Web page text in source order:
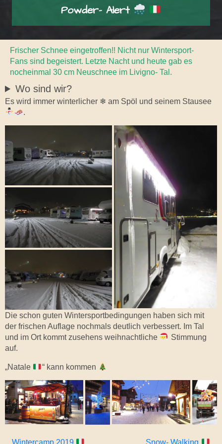
Powder- Alert
Frischer Schnee eingetroffen!! Nicht nur Wintersport-
Fans sind begeistert. Letzte Nacht und heute gab es
nocheinmal 30 cm Neuschnee im Livigno- Tal.
Wo sind wir?
Es wird immer winterlicher ❄ am Spöl und seinem Stausee
.
Die schon guten Wintersportbedingungen haben sich mit
der frischen Auflage nochmals deutlich verbessert. Im Tal
und im Ort kommt zusehens weihnachtliche
Stimmung
auf.
„Natale “ kann kommen
Wintercamp 2019 Snow- Walking